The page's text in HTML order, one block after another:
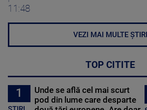
11:48
VEZI MAI MULTE ȘTIRI
TOP CITITE
1
Unde se află cel mai scurt
pod din lume care desparte